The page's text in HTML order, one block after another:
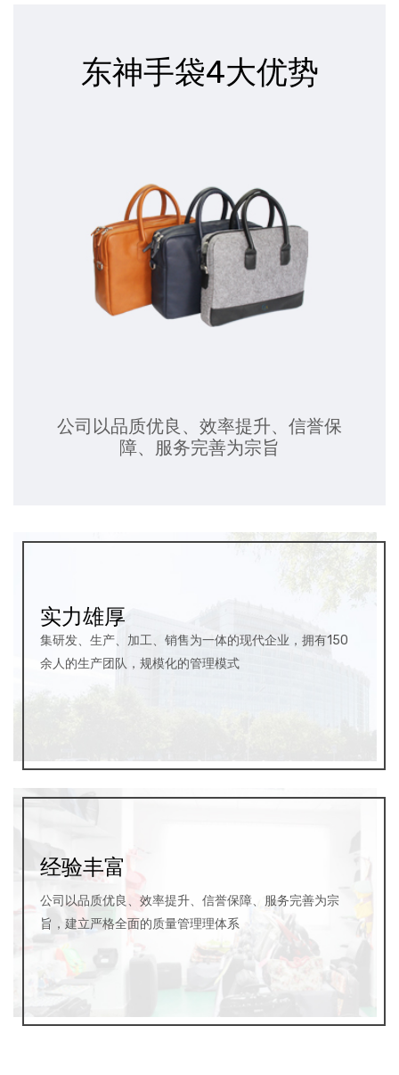
东神手袋4大优势
公司以品质优良、效率提升、信誉保
障、服务完善为宗旨
实力雄厚
集研发、生产、加工、销售为一体的现代企业，拥有150
余人的生产团队，规模化的管理模式
经验丰富
公司以品质优良、效率提升、信誉保障、服务完善为宗
旨，建立严格全面的质量管理理体系